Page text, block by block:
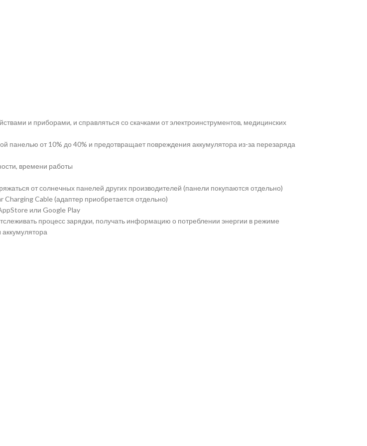
и приборами, и справляться со скачками от электроинструментов, медицинских
панелью от 10% до 40% и предотвращает повреждения аккумулятора из-за перезаряда
времени работы
от солнечных панелей других производителей (панели покупаются отдельно)
Cable (адаптер приобретается отдельно)
или Google Play
процесс зарядки, получать информацию о потреблении энергии в режиме